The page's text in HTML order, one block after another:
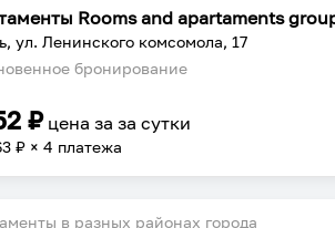
ул. Ленинского комсомола, 17
бронирование
₽ цена заза сутки
₽ × 4 платежа
в разных районах города